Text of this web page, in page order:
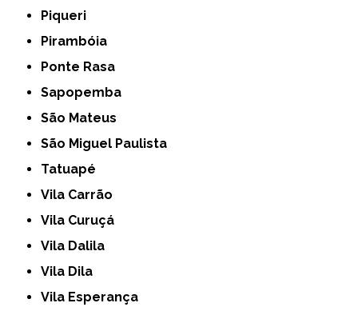
Piqueri
Pirambóia
Ponte Rasa
Sapopemba
São Mateus
São Miguel Paulista
Tatuapé
Vila Carrão
Vila Curuçá
Vila Dalila
Vila Dila
Vila Esperança